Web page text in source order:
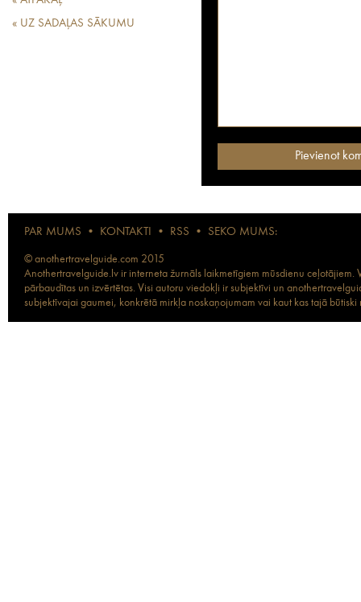
« UZ SADAĻAS SĀKUMU
PAR MUMS • KONTAKTI • RSS • SEKO MUMS:
© anothertravelguide.com 2015
Anothertravelguide.lv ir interneta žurnāls laikmetīgiem mūsdienu
pārbaudītas un izvērtētas. Visi autoru viedokļi ir subjektīvi un
subjektīvajai gaumei, konkrētā mirkļa noskaņojumam vai kaut kas tajā